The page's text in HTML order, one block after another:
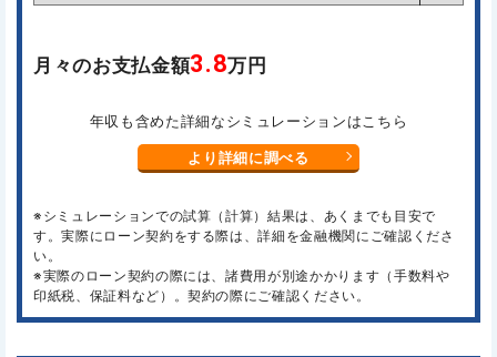
月々のお支払金額3.8万円
年収も含めた詳細なシミュレーションはこちら
より詳細に調べる
※シミュレーションでの試算（計算）結果は、あくまでも目安で
す。実際にローン契約をする際は、詳細を金融機関にご確認くださ
い。
※実際のローン契約の際には、諸費用が別途かかります（手数料や
印紙税、保証料など）。契約の際にご確認ください。